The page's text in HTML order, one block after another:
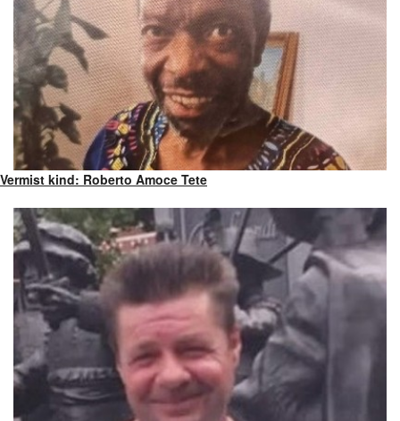
Vermist kind: Roberto Amoce Tete